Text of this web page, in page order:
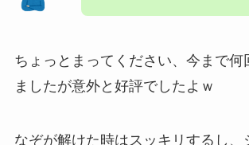
ちょっとまってください、今まで何
ましたが意外と好評でしたよｗ
なぞが解けた時はスッキリするし、